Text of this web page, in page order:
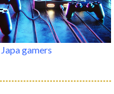
Japa gamers